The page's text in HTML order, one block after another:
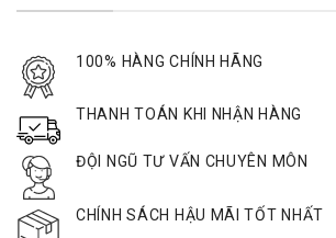
100% HÀNG CHÍNH HÃNG
THANH TOÁN KHI NHẬN HÀNG
ĐỘI NGŨ TƯ VẤN CHUYÊN MÔN
CHÍNH SÁCH HẬU MÃI TỐT NHẤT